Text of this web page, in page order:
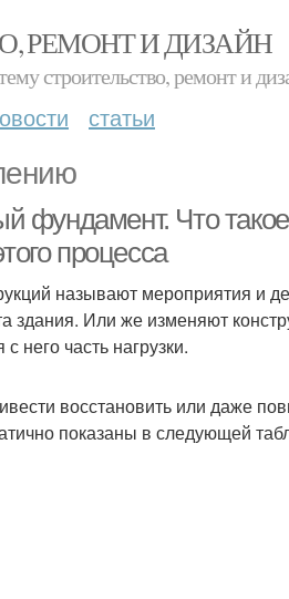
РЕМОНТ И ДИЗАЙН
строительство, ремонт и
статьи
фундамент. Что
процесса
называют мероприятия и
здания. Или же изменяют
него часть нагрузки.
восстановить или даже
показаны в следующей